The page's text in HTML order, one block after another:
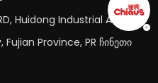
Huidong Industrial Area,
Province, PR ჩინეთი